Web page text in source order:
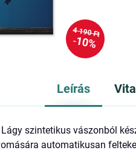
4 190 Ft
10%
Leírás Vita
szintetikus vászonból
automatikusan